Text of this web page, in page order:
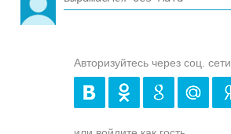
Авторизуйтесь через соц. сети